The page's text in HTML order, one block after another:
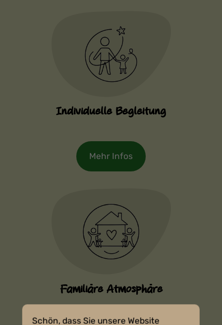
Individuelle Begleitung
Mehr Infos
Familiäre Atmosphäre
Schön, dass Sie unsere Website